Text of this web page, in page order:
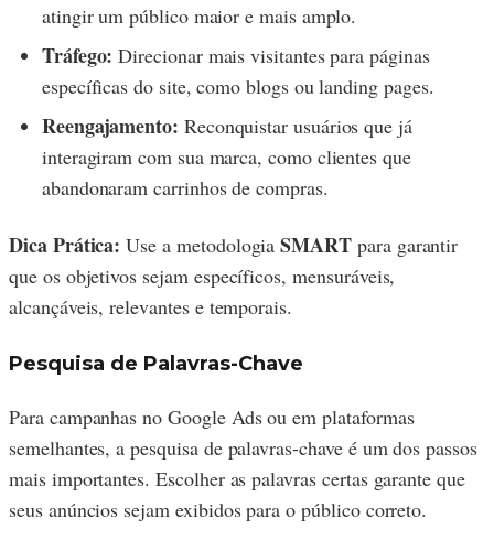
atingir um público maior e mais amplo.
Tráfego: Direcionar mais visitantes para páginas
específicas do site, como blogs ou landing pages.
Reengajamento: Reconquistar usuários que já
interagiram com sua marca, como clientes que
abandonaram carrinhos de compras.
Dica Prática: Use a metodologiaSMART para garantir
que os objetivos sejam específicos, mensuráveis,
alcançáveis, relevantes e temporais.
Pesquisa de Palavras-Chave
Para campanhas no Google Ads ou em plataformas
semelhantes, a pesquisa de palavras-chave é um dos passos
mais importantes. Escolher as palavras certas garante que
seus anúncios sejam exibidos para o público correto.